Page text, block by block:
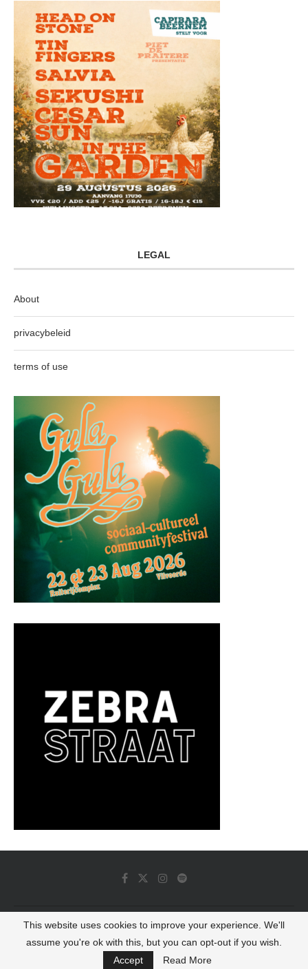
LEGAL
About
privacybeleid
terms of use
© 2022 - Luminous Dash All Rights Reserved
BACK TO TOP
This website uses cookies to improve your experience. We'll
assume you're ok with this, but you can opt-out if you wish.
Accept
Read More